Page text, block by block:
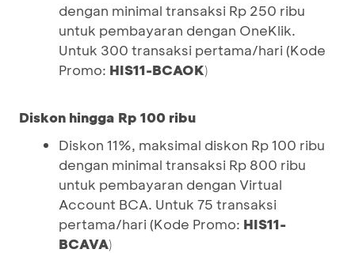
dengan minimal transaksi Rp 250 ribu
untuk pembayaran dengan OneKlik.
Untuk 300 transaksi pertama/hari (Kode
Promo: HIS11-BCAOK)
Diskon hingga Rp 100 ribu
Diskon 11%, maksimal diskon Rp 100 ribu
dengan minimal transaksi Rp 800 ribu
untuk pembayaran dengan Virtual
Account BCA. Untuk 75 transaksi
pertama/hari (Kode Promo: HIS11-
BCAVA)